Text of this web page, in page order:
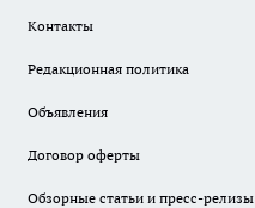
Контакты
Редакционная политика
Объявления
Договор оферты
Обзорные статьи и пресс-релизы